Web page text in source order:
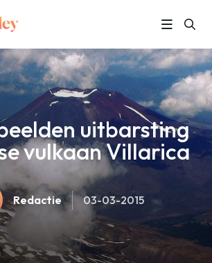
Unieke beelden uitbarsting Chileense vulkaan Villarica
uitbarsting
vulkaan Villarica
Redactie 03-03-2015